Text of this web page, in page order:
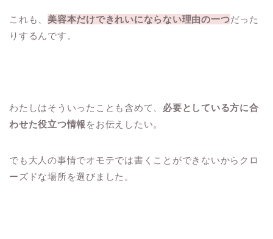
これも、 美容本だけできれいにならない理由の一つだった
りするんです。
わたしはそういったことも含めて、 必要としている方に合
わせた役立つ情報 をお伝えしたい。
でも大人の事情でオモテでは書くことができないからクロ
ーズドな場所を選びました。